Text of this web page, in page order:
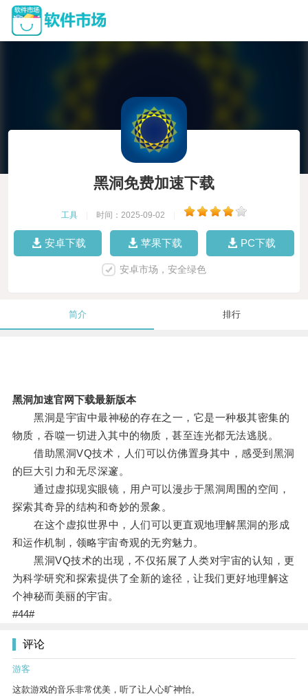
黑洞免费加速下载
工具 时间：2025-09-02
安卓下载 苹果下载 PC下载
安卓市场，安全绿色
简介 排行
黑洞加速官网下载最新版本
黑洞是宇宙中最神秘的存在之一，它是一种极其密集的
物质，吞噬一切进入其中的物质，甚至连光都无法逃脱。
借助黑洞VQ技术，人们可以仿佛置身其中，感受到黑洞
的巨大引力和无尽深邃。
通过虚拟现实眼镜，用户可以漫步于黑洞周围的空间，
探索其奇异的结构和奇妙的景象。
在这个虚拟世界中，人们可以更直观地理解黑洞的形成
和运作机制，领略宇宙奇观的无穷魅力。
黑洞VQ技术的出现，不仅拓展了人类对宇宙的认知，更
为科学研究和探索提供了全新的途径，让我们更好地理解这
个神秘而美丽的宇宙。
#44#
评论
游客
这款游戏的音乐非常优美，听了让人心旷神怡。